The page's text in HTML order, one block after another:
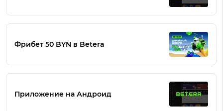
Фрибет 50 BYN в Betera
Приложение на Андроид